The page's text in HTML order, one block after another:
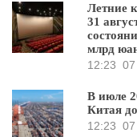
Летние
31
млрд
12:23 07
В июле
Китая
12:23 07